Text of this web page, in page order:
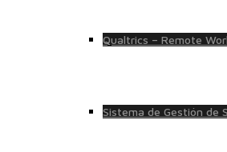
Qualtrics – Remote
Sistema de Gestión de